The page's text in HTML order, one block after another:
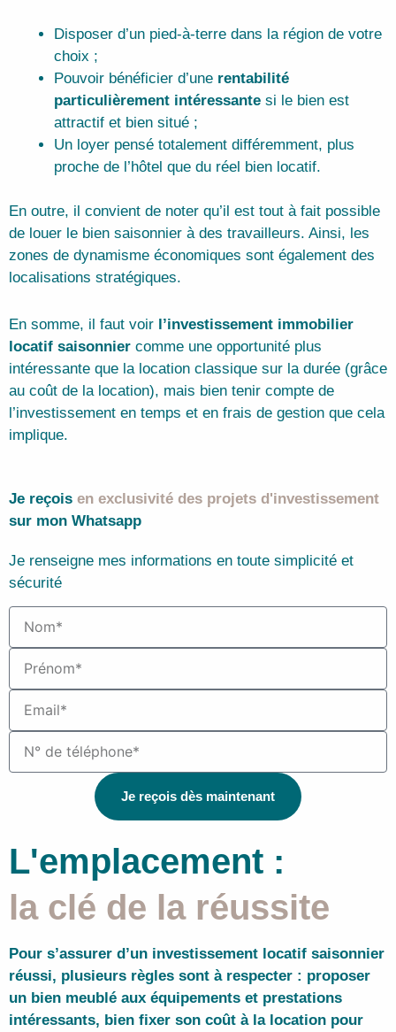
​Disposer d’un pied-à-terre dans la région de votre
choix ;
Pouvoir bénéficier d’une rentabilité
particulièrement intéressante si le bien est
attractif et bien situé ;
Un loyer pensé totalement différemment, plus
proche de l’hôtel que du réel bien locatif.
En outre, il convient de noter qu’il est tout à fait possible
de louer le bien saisonnier à des travailleurs. Ainsi, les
zones de dynamisme économiques sont également des
localisations stratégiques.
En somme, il faut voir l’investissement immobilier
locatif saisonnier comme une opportunité plus
intéressante que la location classique sur la durée (grâce
au coût de la location), mais bien tenir compte de
l’investissement en temps et en frais de gestion que cela
implique.
Je reçois en exclusivité des projets d'investissement
sur mon Whatsapp
Je renseigne mes informations en toute simplicité et
sécurité
Je reçois dès maintenant
L'emplacement :
la clé de la réussite
Pour s’assurer d’un investissement locatif saisonnier
réussi, plusieurs règles sont à respecter : proposer
un bien meublé aux équipements et prestations
intéressants, bien fixer son coût à la location pour